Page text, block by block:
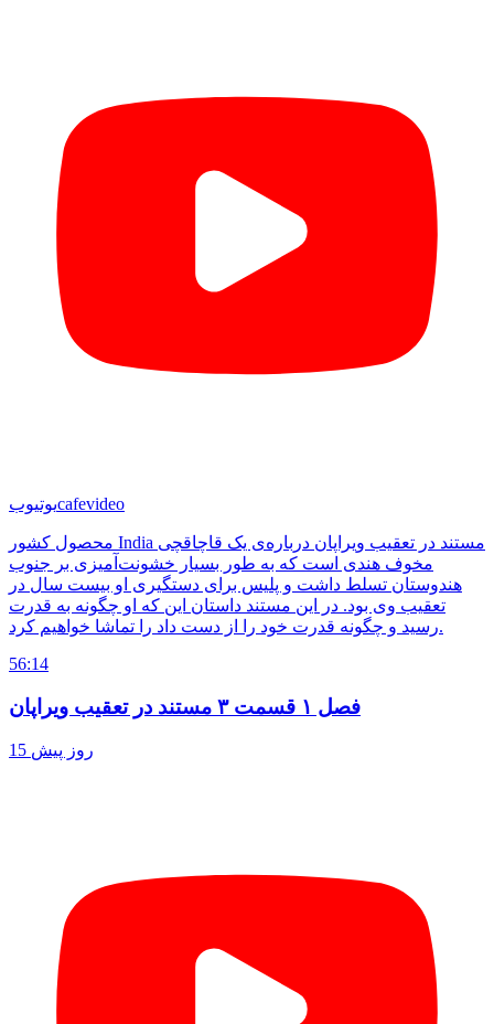
یوتیوبcafevideo
محصول کشور India مستند در تعقیب ویراپان درباره‌ی یک قاچاقچی
مخوف هندی است که به طور بسیار خشونت‌آمیزی بر جنوب
هندوستان تسلط داشت و پلیس برای دستگیری او بیست سال در
تعقیب وی بود. در این مستند داستان این که او چگونه به قدرت
رسید و چگونه قدرت خود را از دست داد را تماشا خواهیم کرد.
56:14
فصل ۱ قسمت ۳ مستند در تعقیب ویراپان
15 روز پیش